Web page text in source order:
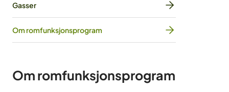
Gasser
Om romfunksjonsprogram
Om romfunksjonsprogram